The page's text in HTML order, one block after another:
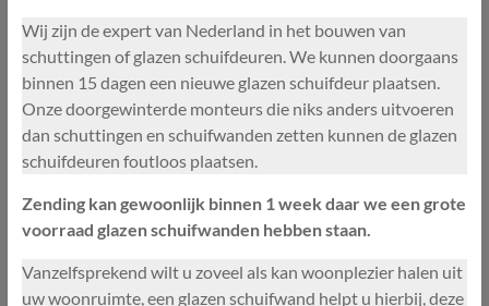
Wij zijn de expert van Nederland in het bouwen van
schuttingen of glazen schuifdeuren. We kunnen doorgaans
binnen 15 dagen een nieuwe glazen schuifdeur plaatsen.
Onze doorgewinterde monteurs die niks anders uitvoeren
dan schuttingen en schuifwanden zetten kunnen de glazen
schuifdeuren foutloos plaatsen.
Zending kan gewoonlijk binnen 1 week daar we een grote
voorraad glazen schuifwanden hebben staan.
Vanzelfsprekend wilt u zoveel als kan woonplezier halen uit
uw woonruimte, een glazen schuifwand helpt u hierbij, deze